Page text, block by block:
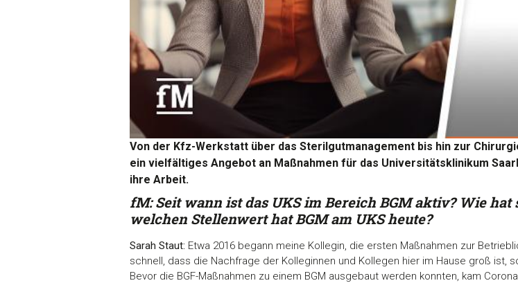
Von der Kfz-Werkstatt über das Sterilgutmanagement bis hin zur
ein vielfältiges Angebot an Maßnahmen für das Universitätsklinikum
ihre Arbeit.
fM: Seit wann ist das UKS im Bereich BGM aktiv?Wie hat
welchen Stellenwert hat BGM am UKS heute?
Sarah Staut: Etwa 2016 begann meine Kollegin, die ersten Maßnahmen zur
schnell, dass die Nachfrage der Kolleginnen und Kollegen hier im Hause groß ist,
Bevor die BGF-Maßnahmen zu einem BGM ausgebaut werden konnten, kam